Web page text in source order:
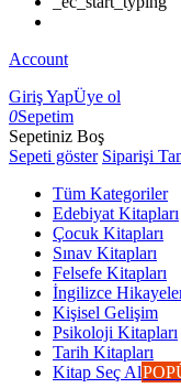
Account
Giriş YapÜye ol
0Sepetim
Sepetiniz Boş
Sepeti göster Siparişi
Tüm Kategoriler
Edebiyat Kitapları
Çocuk Kitapları
Sınav Kitapları
Felsefe Kitapları
İngilizce
Kişisel Gelişim
Psikoloji Kitapları
Tarih Kitapları
Kitap Seç Al